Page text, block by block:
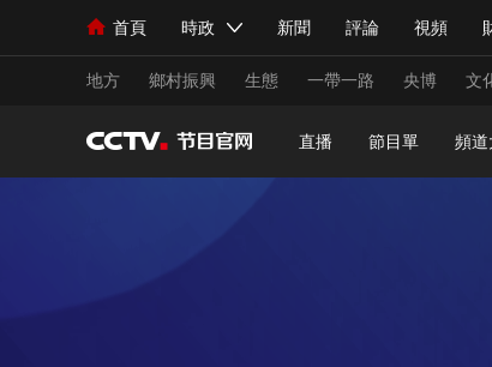
首頁 時政 新聞 評論 視頻
人民領袖習近平 聯播+ 中國領導人 央視快評
直播 片庫 欄目大全 節目單 聽音 微視
海外頻道 iPanda English Монгол
地方 鄉村振興 生態 一帶一路 央博 文
直播 節目單 頻道